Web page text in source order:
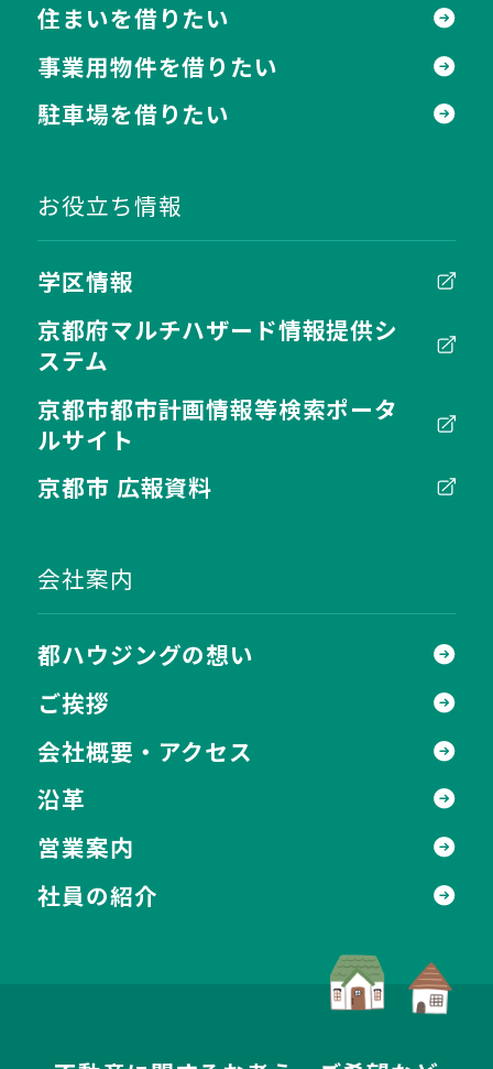
住まいを借りたい
事業用物件を借りたい
駐車場を借りたい
お役立ち情報
学区情報
京都府マルチハザード情報提供シ
ステム
京都市都市計画情報等検索ポータ
ルサイト
京都市 広報資料
会社案内
都ハウジングの想い
ご挨拶
会社概要・アクセス
沿革
営業案内
社員の紹介